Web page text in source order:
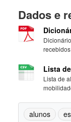
Dados e
Lista
Lista de
alunos